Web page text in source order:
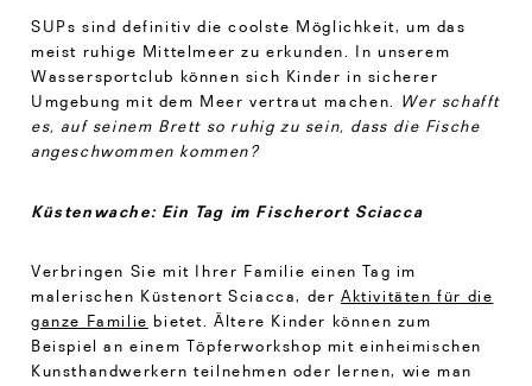
SUPs sind definitiv die coolste Möglichkeit, um das
meist ruhige Mittelmeer zu erkunden. In unserem
Wassersportclub können sich Kinder in sicherer
Umgebung mit dem Meer vertraut machen. Wer schafft
es, auf seinem Brett so ruhig zu sein, dass die Fische
angeschwommen kommen?
Küstenwache: Ein Tag im Fischerort Sciacca
Verbringen Sie mit Ihrer Familie einen Tag im
malerischen Küstenort Sciacca, derAktivitäten für die
ganze Familie bietet. Ältere Kinder können zum
Beispiel an einem Töpferworkshop mit einheimischen
Kunsthandwerkern teilnehmen oder lernen, wie man